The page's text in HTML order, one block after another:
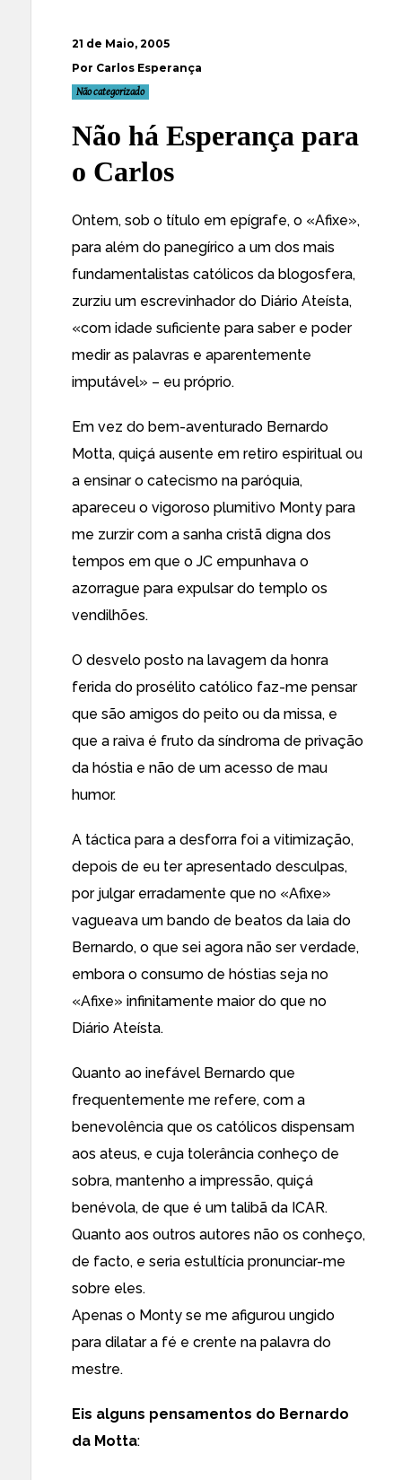
21 de Maio, 2005
Por Carlos Esperança
Não categorizado
Não há Esperança para
o Carlos
Ontem, sob o título em epígrafe, o «Afixe»,
para além do panegírico a um dos mais
fundamentalistas católicos da blogosfera,
zurziu um escrevinhador do Diário Ateísta,
«com idade suficiente para saber e poder
medir as palavras e aparentemente
imputável» – eu próprio.
Em vez do bem-aventurado Bernardo
Motta, quiçá ausente em retiro espiritual ou
a ensinar o catecismo na paróquia,
apareceu o vigoroso plumitivo Monty para
me zurzir com a sanha cristã digna dos
tempos em que o JC empunhava o
azorrague para expulsar do templo os
vendilhões.
O desvelo posto na lavagem da honra
ferida do prosélito católico faz-me pensar
que são amigos do peito ou da missa, e
que a raiva é fruto da síndroma de privação
da hóstia e não de um acesso de mau
humor.
A táctica para a desforra foi a vitimização,
depois de eu ter apresentado desculpas,
por julgar erradamente que no «Afixe»
vagueava um bando de beatos da laia do
Bernardo, o que sei agora não ser verdade,
embora o consumo de hóstias seja no
«Afixe» infinitamente maior do que no
Diário Ateísta.
Quanto ao inefável Bernardo que
frequentemente me refere, com a
benevolência que os católicos dispensam
aos ateus, e cuja tolerância conheço de
sobra, mantenho a impressão, quiçá
benévola, de que é um talibã da ICAR.
Quanto aos outros autores não os conheço,
de facto, e seria estultícia pronunciar-me
sobre eles.
Apenas o Monty se me afigurou ungido
para dilatar a fé e crente na palavra do
mestre.
Eis alguns pensamentos do Bernardo
da Motta: